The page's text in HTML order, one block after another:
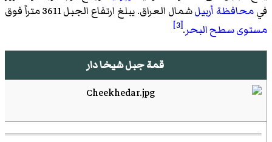
فيمحافظة أربيلشمال العراق. يبلغ ارتفاع الجبل 3611 متراً فوق
مستوى سطح البحر.
[3]
قمة جبل شيخا دار